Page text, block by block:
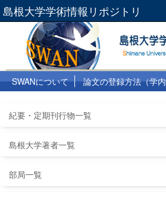
島根大学学術情報リポジトリ
SWANについて 論文の登録方法（学
紀要・定期刊行物一覧
島根大学著者一覧
部局一覧